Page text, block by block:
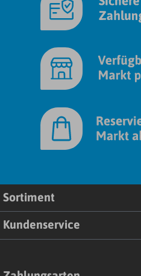
Sortiment
Kundenservice